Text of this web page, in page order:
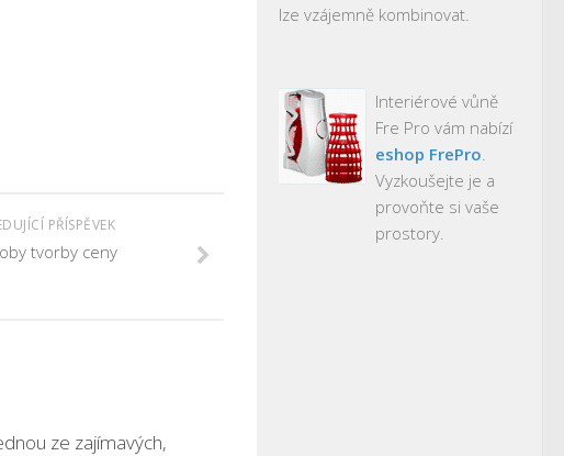
PŘÍSPĚVEK
tvorby ceny
ze zajímavých,
lze vzájemně kombinovat.
Interiérové vůně
Fre Pro vám nabízí
eshop FrePro.
Vyzkoušejte je a
provoňte si vaše
prostory.